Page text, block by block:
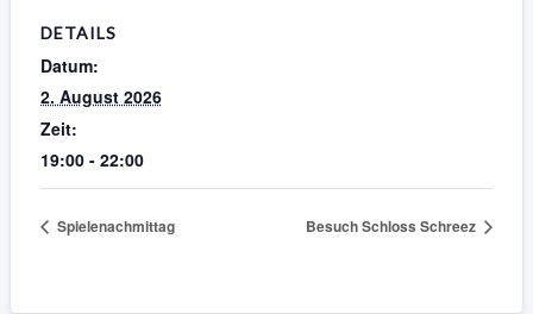
DETAILS
Datum:
2. August 2026
Zeit:
19:00 - 22:00
Spielenachmittag Besuch Schloss Schreez